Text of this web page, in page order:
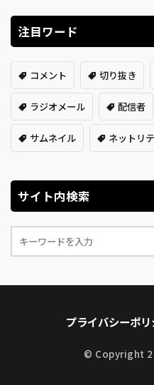
注目ワード
コメント 切り抜き
ラジオメール 配信者
サムネイル ネットリ
サイト内検索
プライバシーポリ
© Copyright